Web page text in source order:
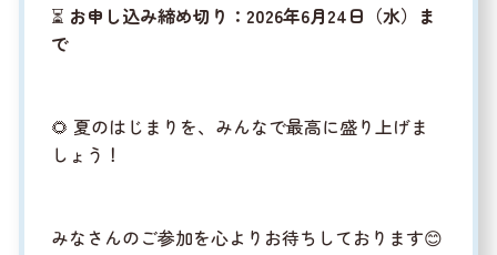
⏳ お申し込み締め切り：2026年6月24日（水）ま
で
🌻 夏のはじまりを、みんなで最高に盛り上げま
しょう！
みなさんのご参加を心よりお待ちしております😊